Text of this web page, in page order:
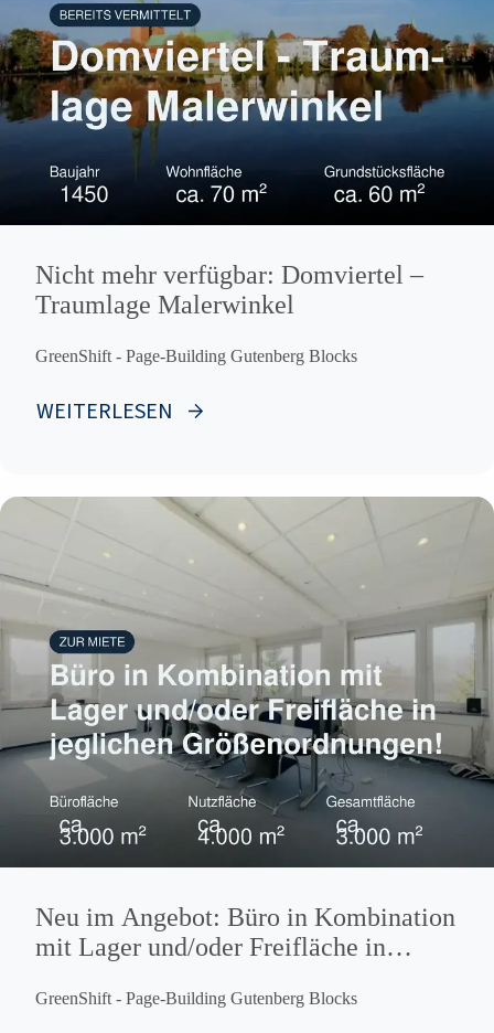
Nicht mehr verfügbar: Domviertel –
Traumlage Malerwinkel
GreenShift - Page-Building Gutenberg Blocks
WEITERLESEN
Neu im Angebot: Büro in Kombination
mit Lager und/oder Freifläche in
GreenShift - Page-Building Gutenberg Blocks